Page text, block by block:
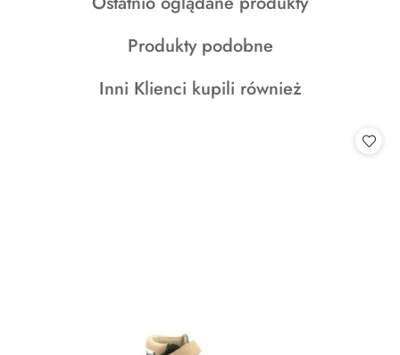
statusie: statusie:
statusie:Produkty
statusie:
Produkty podobne
Produkty
Inni Klienci kupili również